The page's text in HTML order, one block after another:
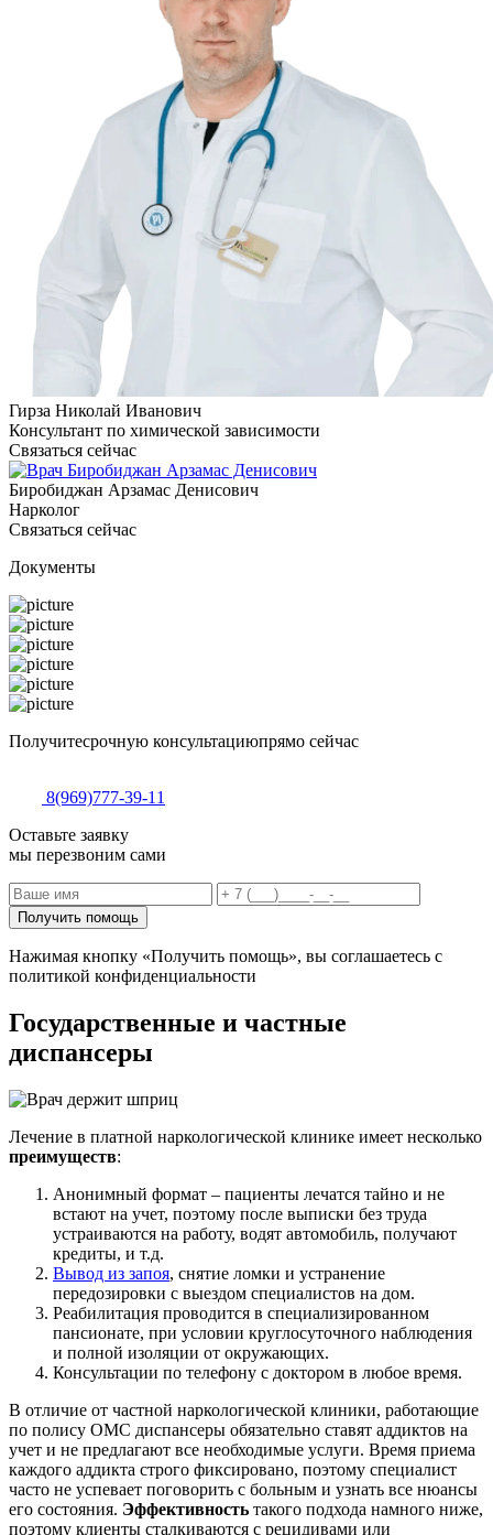
Гирза Николай Иванович
Консультант по химической зависимости
Связаться сейчас
Биробиджан Арзамас Денисович
Нарколог
Связаться сейчас
Документы
Получитесрочную консультациюпрямо сейчас
8(969)777-39-11
Оставьте заявку
мы перезвоним сами
Получить помощь
Нажимая кнопку «Получить помощь», вы соглашаетесь с
политикой конфиденциальности
Государственные и частные
диспансеры
Лечение в платной наркологической клинике имеет несколько
преимуществ:
Анонимный формат – пациенты лечатся тайно и не
встают на учет, поэтому после выписки без труда
устраиваются на работу, водят автомобиль, получают
кредиты, и т.д.
Вывод из запоя, снятие ломки и устранение
передозировки с выездом специалистов на дом.
Реабилитация проводится в специализированном
пансионате, при условии круглосуточного наблюдения
и полной изоляции от окружающих.
Консультации по телефону с доктором в любое время.
В отличие от частной наркологической клиники, работающие
по полису ОМС диспансеры обязательно ставят аддиктов на
учет и не предлагают все необходимые услуги. Время приема
каждого аддикта строго фиксировано, поэтому специалист
часто не успевает поговорить с больным и узнать все нюансы
его состояния. Эффективность такого подхода намного ниже,
поэтому клиенты сталкиваются с рецидивами или